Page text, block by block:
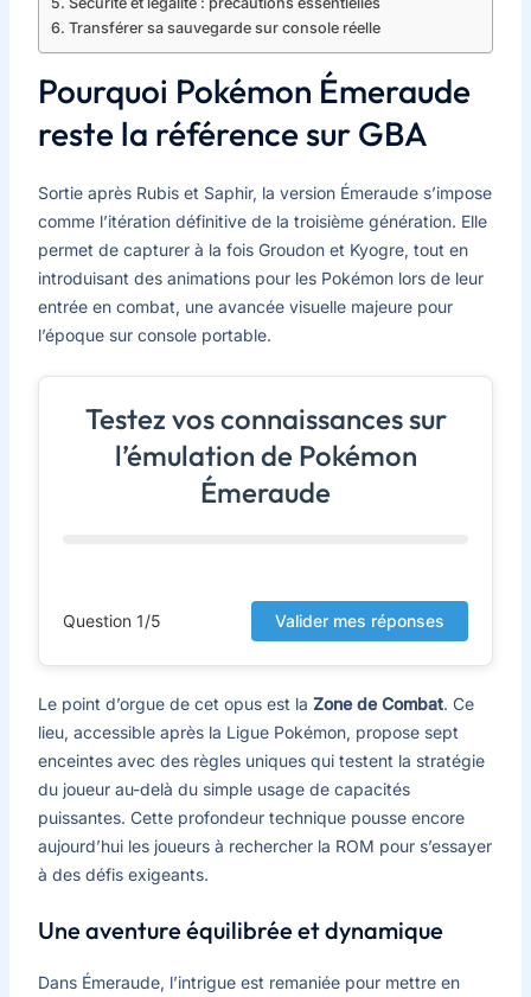
Transférer sa sauvegarde sur console réelle
Pourquoi Pokémon Émeraude
reste la référence sur GBA
Sortie après Rubis et Saphir, la version Émeraude s’impose
comme l’itération définitive de la troisième génération. Elle
permet de capturer à la fois Groudon et Kyogre, tout en
introduisant des animations pour les Pokémon lors de leur
entrée en combat, une avancée visuelle majeure pour
l’époque sur console portable.
Testez vos connaissances sur
l’émulation de Pokémon
Émeraude
Question 1/5 Valider mes réponses
Le point d’orgue de cet opus est la Zone de Combat. Ce
lieu, accessible après la Ligue Pokémon, propose sept
enceintes avec des règles uniques qui testent la stratégie
du joueur au-delà du simple usage de capacités
puissantes. Cette profondeur technique pousse encore
aujourd’hui les joueurs à rechercher la ROM pour s’essayer
à des défis exigeants.
Une aventure équilibrée et dynamique
Dans Émeraude, l’intrigue est remaniée pour mettre en